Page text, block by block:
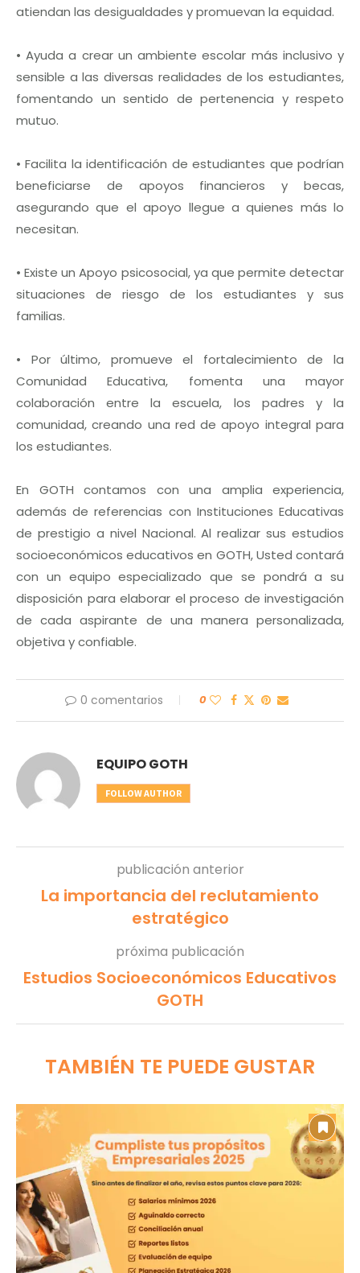
atiendan las desigualdades y promuevan la equidad.
• Ayuda a crear un ambiente escolar más inclusivo y
sensible a las diversas realidades de los estudiantes,
fomentando un sentido de pertenencia y respeto
mutuo.
• Facilita la identificación de estudiantes que podrían
beneficiarse de apoyos financieros y becas,
asegurando que el apoyo llegue a quienes más lo
necesitan.
• Existe un Apoyo psicosocial, ya que permite detectar
situaciones de riesgo de los estudiantes y sus
familias.
• Por último, promueve el fortalecimiento de la
Comunidad Educativa, fomenta una mayor
colaboración entre la escuela, los padres y la
comunidad, creando una red de apoyo integral para
los estudiantes.
En GOTH contamos con una amplia experiencia,
además de referencias con Instituciones Educativas
de prestigio a nivel Nacional. Al realizar sus estudios
socioeconómicos educativos en GOTH, Usted contará
con un equipo especializado que se pondrá a su
disposición para elaborar el proceso de investigación
de cada aspirante de una manera personalizada,
objetiva y confiable.
0 comentarios 0
EQUIPO GOTH
FOLLOW AUTHOR
publicación anterior
La importancia del reclutamiento
estratégico
próxima publicación
Estudios Socioeconómicos Educativos
GOTH
TAMBIÉN TE PUEDE GUSTAR